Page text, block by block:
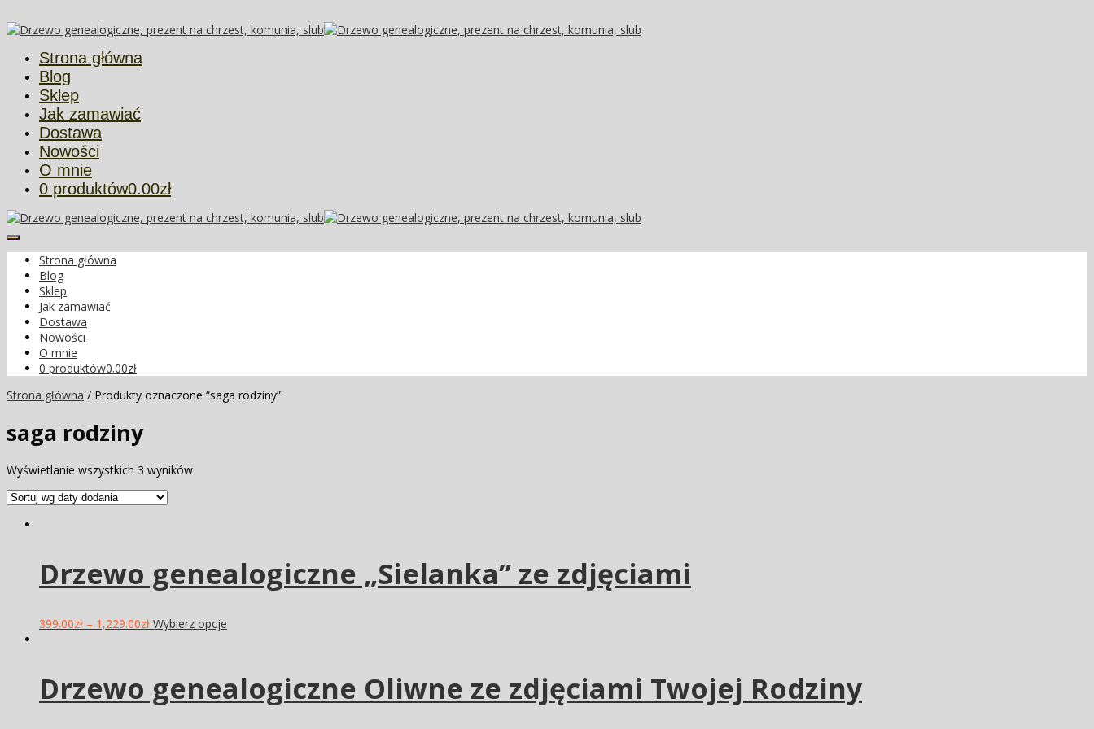
Strona główna
Blog
Sklep
Jak zamawiać
Dostawa
Nowości
O mnie
0 produktów0.00zł
Strona główna
Blog
Sklep
Jak zamawiać
Dostawa
Nowości
O mnie
0 produktów0.00zł
Strona główna / Produkty oznaczone “saga rodziny”
saga rodziny
Wyświetlanie wszystkich 3 wyników
Drzewo genealogiczne „Sielanka” ze zdjęciami
399.00zł – 1,229.00zł Wybierz opcje
Drzewo genealogiczne Oliwne ze zdjęciami Twojej Rodziny